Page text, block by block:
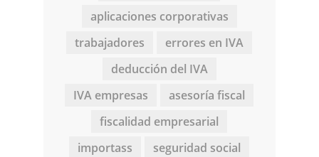
aplicaciones corporativas
trabajadores
errores en IVA
deducción del IVA
IVA empresas
asesoría fiscal
fiscalidad empresarial
importass
seguridad social